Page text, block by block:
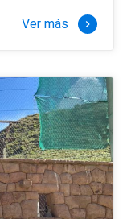
Ver más keyboard_arrow_right